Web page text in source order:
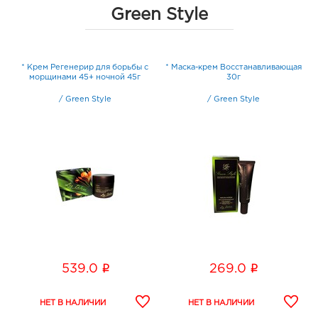
Green Style
* Крем Регенерир для борьбы с
морщинами 45+ ночной 45г
/ Green Style
539.0 i
* Маска-крем Восстанавливающая
30г
/ Green Style
269.0 i